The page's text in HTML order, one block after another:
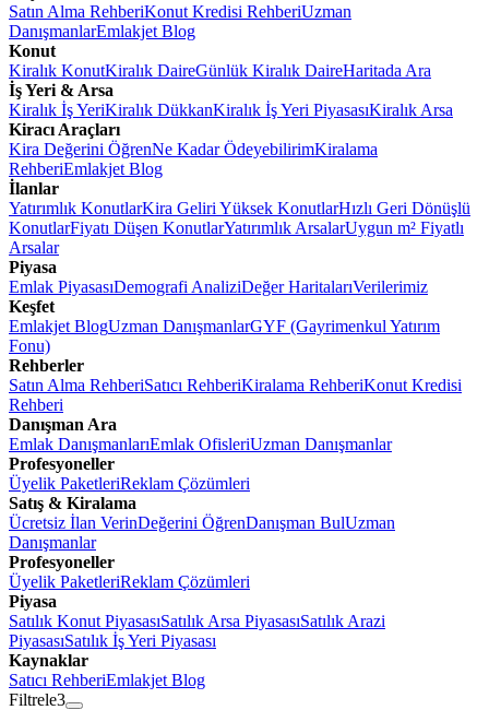
Satın Alma RehberiKonut Kredisi RehberiUzman
DanışmanlarEmlakjet Blog
Konut
Kiralık KonutKiralık DaireGünlük Kiralık DaireHaritada Ara
İş Yeri & Arsa
Kiralık İş YeriKiralık DükkanKiralık İş Yeri PiyasasıKiralık Arsa
Kiracı Araçları
Kira Değerini ÖğrenNe Kadar ÖdeyebilirimKiralama
RehberiEmlakjet Blog
İlanlar
Yatırımlık KonutlarKira Geliri Yüksek KonutlarHızlı Geri Dönüşlü
KonutlarFiyatı Düşen KonutlarYatırımlık ArsalarUygun m² Fiyatlı
Arsalar
Piyasa
Emlak PiyasasıDemografi AnaliziDeğer HaritalarıVerilerimiz
Keşfet
Emlakjet BlogUzman DanışmanlarGYF (Gayrimenkul Yatırım
Fonu)
Rehberler
Satın Alma RehberiSatıcı RehberiKiralama RehberiKonut Kredisi
Rehberi
Danışman Ara
Emlak DanışmanlarıEmlak OfisleriUzman Danışmanlar
Profesyoneller
Üyelik PaketleriReklam Çözümleri
Satış & Kiralama
Ücretsiz İlan VerinDeğerini ÖğrenDanışman BulUzman
Danışmanlar
Profesyoneller
Üyelik PaketleriReklam Çözümleri
Piyasa
Satılık Konut PiyasasıSatılık Arsa PiyasasıSatılık Arazi
PiyasasıSatılık İş Yeri Piyasası
Kaynaklar
Satıcı RehberiEmlakjet Blog
Filtrele3